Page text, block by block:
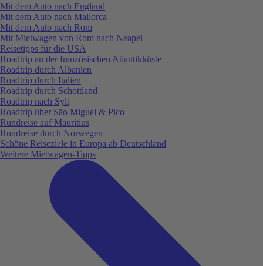
Mit dem Auto nach England
Mit dem Auto nach Mallorca
Mit dem Auto nach Rom
Mit Mietwagen von Rom nach Neapel
Reisetipps für die USA
Roadtrip an der französischen Atlantikküste
Roadtrip durch Albanien
Roadtrip durch Italien
Roadtrip durch Schottland
Roadtrip nach Sylt
Roadtrip über São Miguel & Pico
Rundreise auf Mauritius
Rundreise durch Norwegen
Schöne Reiseziele in Europa ab Deutschland
Weitere Mietwagen-Tipps